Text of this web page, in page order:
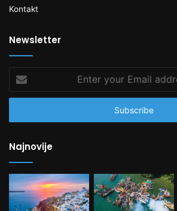
Kontakt
Newsletter
your
Email
Najnovije